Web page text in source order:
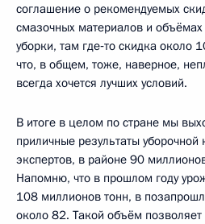
соглашение о рекомендуемых
смазочных материалов и
уборки, там где‑то скидка около
что, в общем, тоже, наверное,
всегда хочется лучших условий.
В итоге в целом по стране мы
приличные результаты
экспертов, в районе 90
Напомню, что в прошлом году
108 миллионов тонн, в
около 82. Такой объём